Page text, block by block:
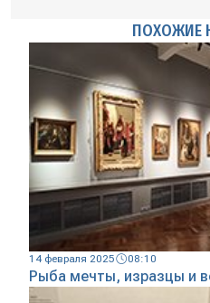
ПОХОЖИЕ
14 февраля 2025 08:10
Рыба мечты, изразцы и